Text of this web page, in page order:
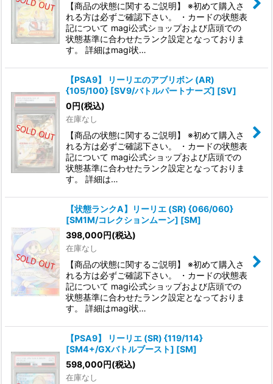
【商品の状態に関するご説明】 ※初めて購入さ
れる方は必ずご確認下さい。 ・カードの状態表
記について magi公式ショップおよび店頭での
状態基準に合わせたランク設定となっておりま
す。 詳細はmagi状…
【PSA9】 リーリエのアブリボン (AR)
{105/100} [SV9/バトルパートナーズ] [SV]
0円(税込)
在庫なし
【商品の状態に関するご説明】 ※初めて購入さ
れる方は必ずご確認下さい。 ・カードの状態表
記について magi公式ショップおよび店頭での
状態基準に合わせたランク設定となっておりま
す。 詳細は…
【状態ランクA】リーリエ (SR) {066/060}
[SM1M/コレクションムーン] [SM]
398,000円(税込)
在庫なし
【商品の状態に関するご説明】 ※初めて購入さ
れる方は必ずご確認下さい。 ・カードの状態表
記について magi公式ショップおよび店頭での
状態基準に合わせたランク設定となっておりま
す。 詳細はmagi状…
【PSA9】 リーリエ (SR) {119/114}
[SM4+/GXバトルブースト] [SM]
598,000円(税込)
在庫なし